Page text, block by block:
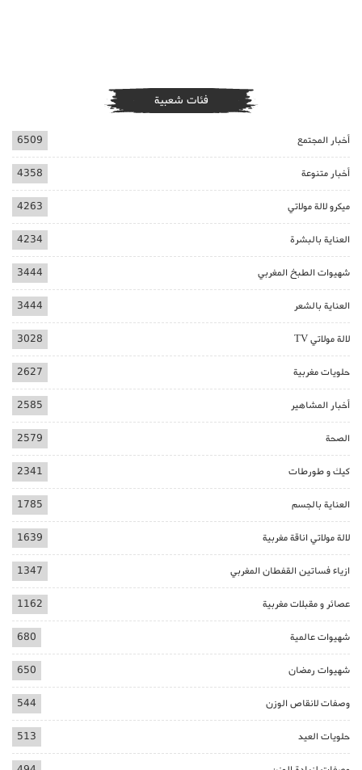
فئات شعبية
أخبار المجتمع 6509
أخبار متنوعة 4358
ميكرو لالة مولاتي 4263
العناية بالبشرة 4234
شهيوات الطبخ المغربي 3444
العناية بالشعر 3444
لالة مولاتي TV 3028
حلويات مغربية 2627
أخبار المشاهير 2585
الصحة 2579
كيك و طورطات 2341
العناية بالجسم 1785
لالة مولاتي اناقة مغربية 1639
ازياء فساتين القفطان المغربي 1347
عصائر و مقبلات مغربية 1162
شهيوات عالمية 680
شهيوات رمضان 650
وصفات لانقاص الوزن 544
حلويات العيد 513